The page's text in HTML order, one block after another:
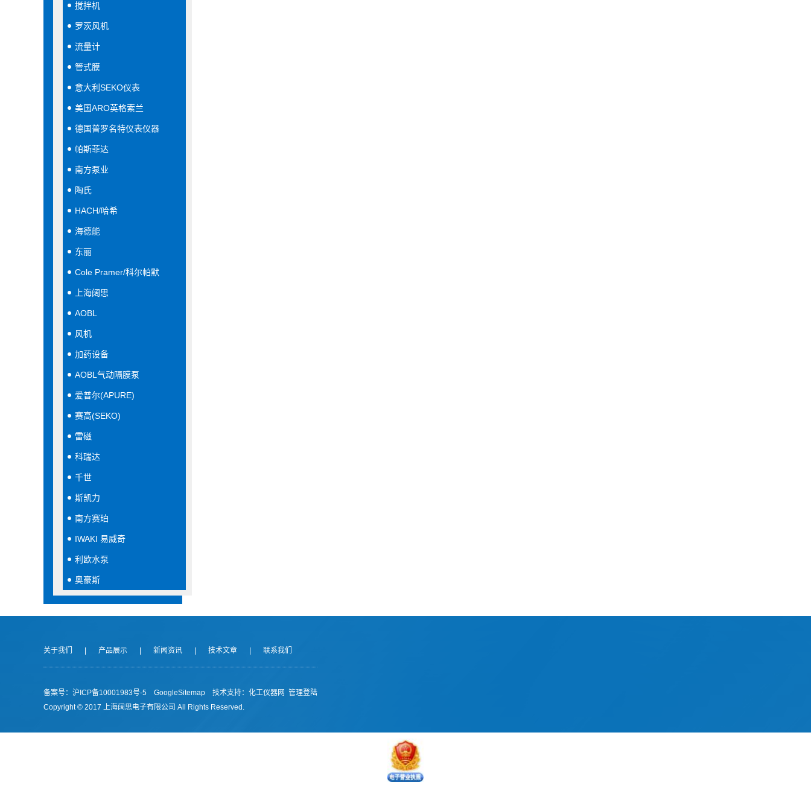
搅拌机
罗茨风机
流量计
管式膜
意大利SEKO仪表
美国ARO英格索兰
德国普罗名特仪表仪器
帕斯菲达
南方泵业
陶氏
HACH/哈希
海德能
东丽
Cole Pramer/科尔帕默
上海阔思
AOBL
风机
加药设备
AOBL气动隔膜泵
爱普尔(APURE)
赛高(SEKO)
雷磁
科瑞达
千世
斯凯力
南方赛珀
IWAKI 易威奇
利欧水泵
奥豪斯
关于我们 产品展示 新闻资讯 技术文章 联系我们
备案号：沪ICP备10001983号-5 GoogleSitemap 技术支持： 化工仪器网 管理登陆
Copyright © 2017 上海阔思电子有限公司 All Rights Reserved.